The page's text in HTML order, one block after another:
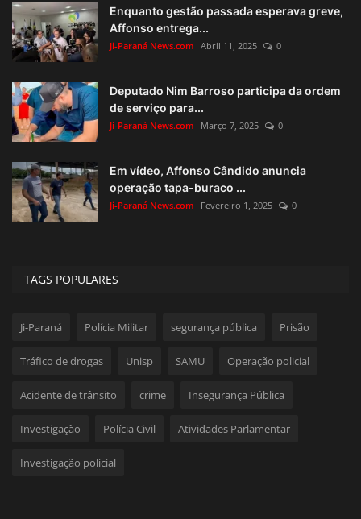
Enquanto gestão passada esperava greve,
Affonso entrega...
Ji-Paraná News.com Abril 11, 2025 0
Deputado Nim Barroso participa da ordem
de serviço para...
Ji-Paraná News.com Março 7, 2025 0
Em vídeo, Affonso Cândido anuncia
operação tapa-buraco ...
Ji-Paraná News.com Fevereiro 1, 2025 0
TAGS POPULARES
Ji-Paraná Polícia Militar segurança pública Prisão
Tráfico de drogas Unisp SAMU Operação policial
Acidente de trânsito crime Insegurança Pública
Investigação Polícia Civil Atividades Parlamentar
Investigação policial